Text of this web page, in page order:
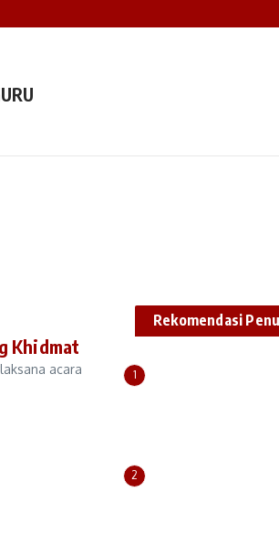
Khidmat
acara
Rekomendasi
1
2